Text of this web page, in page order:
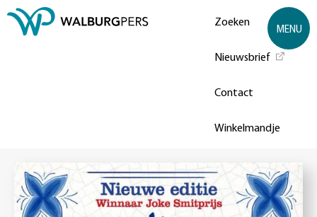
Zoeken
Nieuwsbrief
Contact
Winkelmandje
MENU